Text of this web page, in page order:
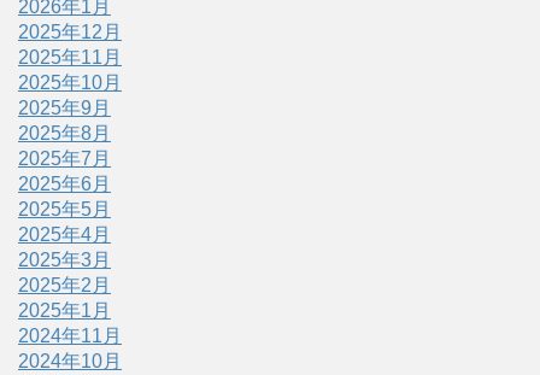
2026年1月
2025年12月
2025年11月
2025年10月
2025年9月
2025年8月
2025年7月
2025年6月
2025年5月
2025年4月
2025年3月
2025年2月
2025年1月
2024年11月
2024年10月